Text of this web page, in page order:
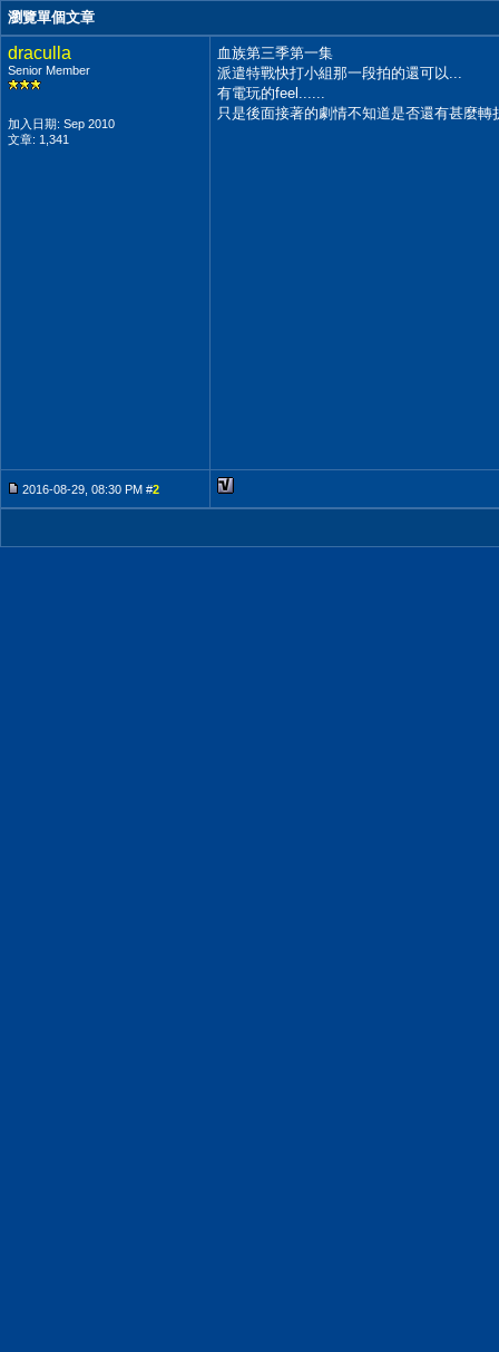
瀏覽單個文章
draculla
Senior Member
加入日期: Sep 2010
文章: 1,341
血族第三季第一集
派遣特戰快打小組那一段拍的還可以...
有電玩的feel......
只是後面接著的劇情不知道是否還有甚麼轉
2016-08-29, 08:30 PM #2